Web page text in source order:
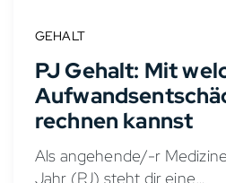
GEHALT
PJ Gehalt: Mit
rechnen kannst
Als angehende/-r
Jahr (PJ) steht dir eine